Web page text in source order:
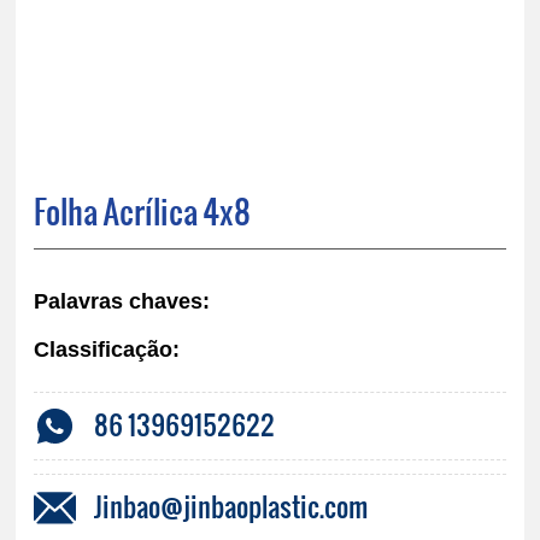
Folha Acrílica 4x8
Palavras chaves:
Classificação:
86 13969152622
Jinbao@jinbaoplastic.com